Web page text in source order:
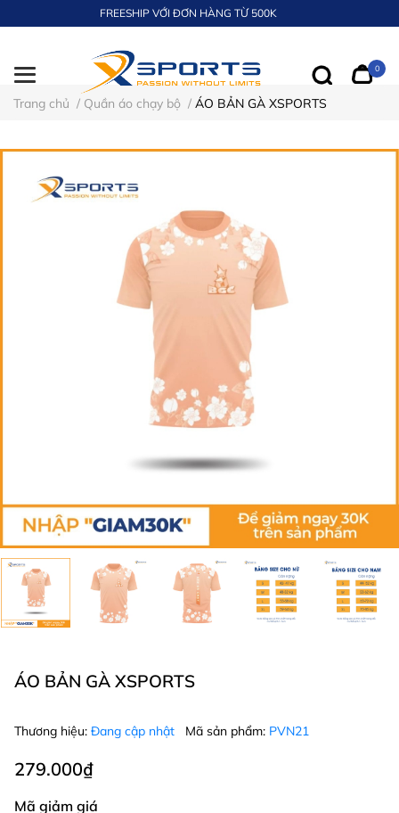
FREESHIP VỚI ĐƠN HÀNG TỪ 500K
0
Trang chủ / Quần áo chạy bộ / ÁO BẢN GÀ XSPORTS
ÁO BẢN GÀ XSPORTS
Thương hiệu: Đang cập nhật Mã sản phẩm: PVN21
279.000₫
Mã giảm giá